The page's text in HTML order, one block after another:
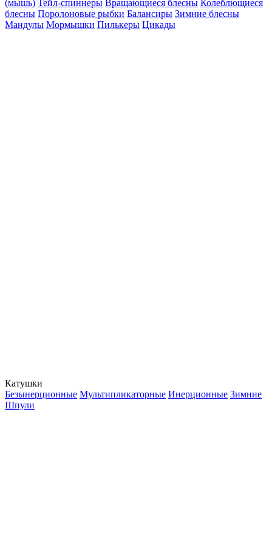
(мышь) Тейл-спиннеры Вращающиеся блесны Колеблющиеся
блесны Поролоновые рыбки Балансиры Зимние блесны
Мандулы Мормышки Пилькеры Цикады
Катушки
Безынерционные Мультипликаторные Инерционные Зимние
Шпули